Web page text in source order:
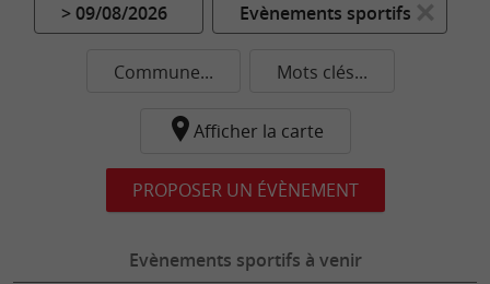
> 09/08/2026 Evènements sportifs
Commune... Mots clés...
Afficher la carte
PROPOSER UN ÉVÈNEMENT
Evènements sportifs à venir